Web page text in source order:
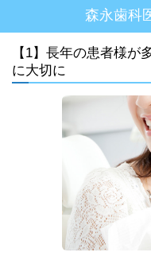
森永歯科
【1】長年の患者様が
に大切に